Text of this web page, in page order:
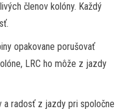
členov kolóny. Každý
opakovane porušovať
LRC ho môže z jazdy
radosť z jazdy pri spoločne